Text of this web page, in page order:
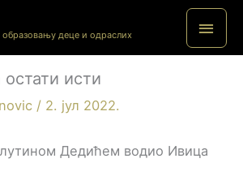
деце и одраслих
исти
/ 2. јул 2022.
Дедићем водио Ивица